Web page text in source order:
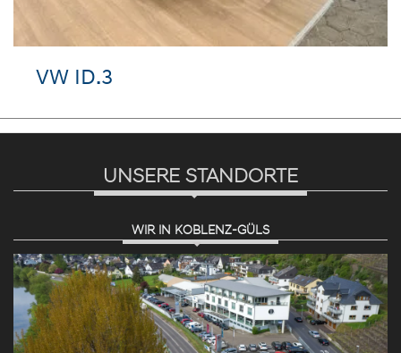
VW ID.3
UNSERE STANDORTE
WIR IN KOBLENZ-GÜLS